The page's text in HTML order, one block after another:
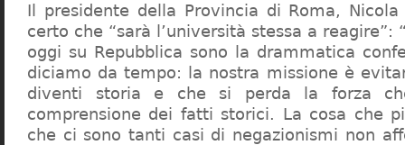
Il presidente della Provincia di Roma,
certo che “sarà l’università stessa a reagire”:
oggi su Repubblica sono la drammatica
diciamo da tempo: la nostra missione è
diventi storia e che si perda la forza
comprensione dei fatti storici. La cosa che
che ci sono tanti casi di negazionismi non